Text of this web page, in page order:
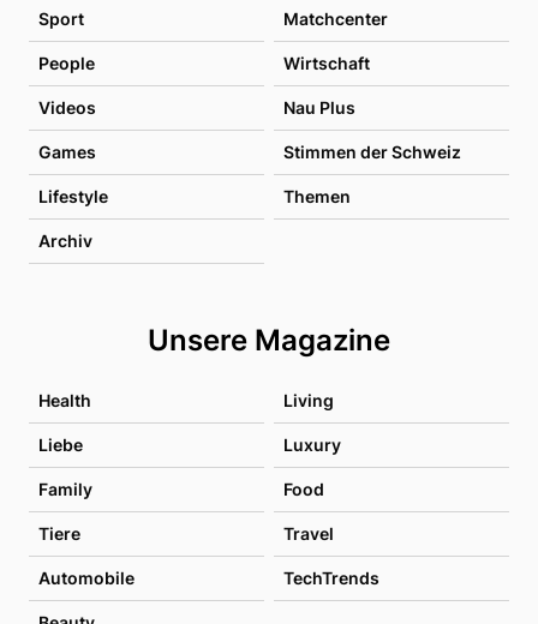
Sport Matchcenter
People Wirtschaft
Videos Nau Plus
Games Stimmen der Schweiz
Lifestyle Themen
Archiv
Unsere Magazine
Health Living
Liebe Luxury
Family Food
Tiere Travel
Automobile TechTrends